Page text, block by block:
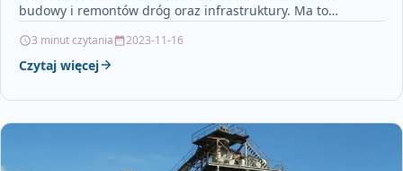
budowy i remontów dróg oraz infrastruktury. Ma to
3 minut czytania 2023-11-16
Czytaj więcej